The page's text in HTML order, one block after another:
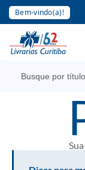
Bem-vindo(a)!